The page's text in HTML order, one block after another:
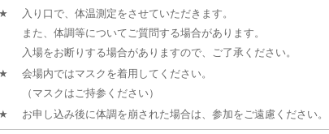
入り口で、体温測定をさせていただきます。
また、体調等についてご質問する場合があります。
入場をお断りする場合がありますので、ご了承ください。
会場内ではマスクを着用してください。
（マスクはご持参ください）
お申し込み後に体調を崩された場合は、参加をご遠慮ください。